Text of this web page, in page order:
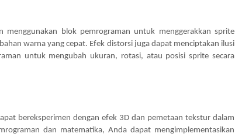
blok pemrograman untuk menggerakkan sprite
warna yang cepat. Efek distorsi juga dapat menciptakan ilusi
untuk mengubah ukuran, rotasi, atau posisi sprite secara
bereksperimen dengan efek 3D dan pemetaan tekstur dalam
dan matematika, Anda dapat mengimplementasikan